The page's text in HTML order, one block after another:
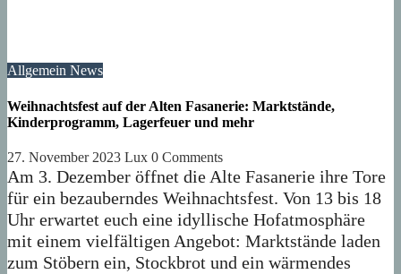
Allgemein News
Weihnachtsfest auf der Alten Fasanerie: Marktstände,
Kinderprogramm, Lagerfeuer und mehr
27. November 2023 Lux 0 Comments
Am 3. Dezember öffnet die Alte Fasanerie ihre Tore
für ein bezauberndes Weihnachtsfest. Von 13 bis 18
Uhr erwartet euch eine idyllische Hofatmosphäre
mit einem vielfältigen Angebot: Marktstände laden
zum Stöbern ein, Stockbrot und ein wärmendes